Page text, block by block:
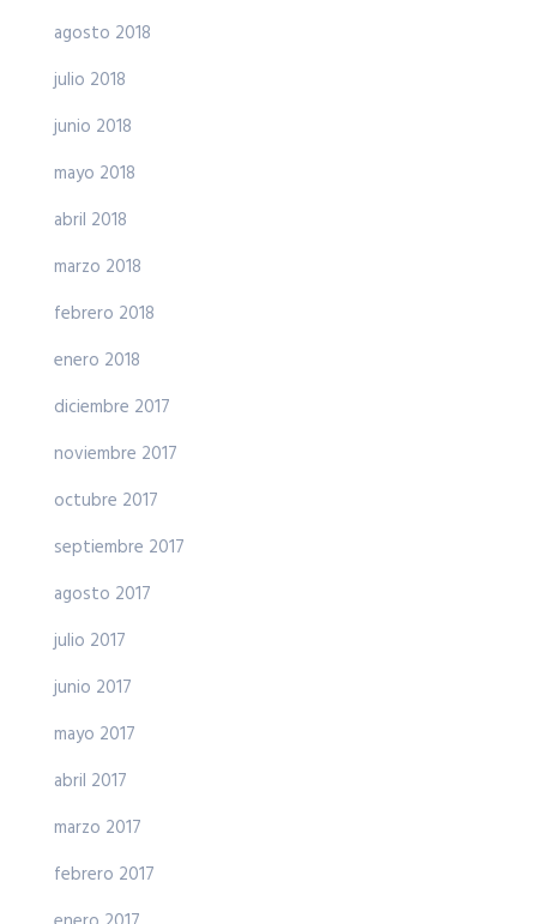
agosto 2018
julio 2018
junio 2018
mayo 2018
abril 2018
marzo 2018
febrero 2018
enero 2018
diciembre 2017
noviembre 2017
octubre 2017
septiembre 2017
agosto 2017
julio 2017
junio 2017
mayo 2017
abril 2017
marzo 2017
febrero 2017